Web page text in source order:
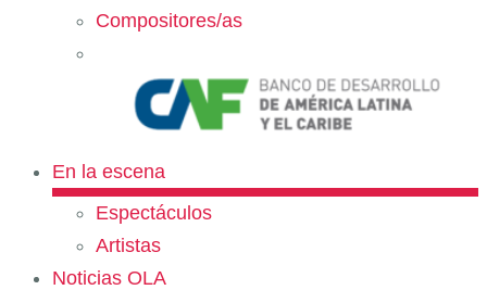
Compositores/as
En la escena
Espectáculos
Artistas
Noticias OLA